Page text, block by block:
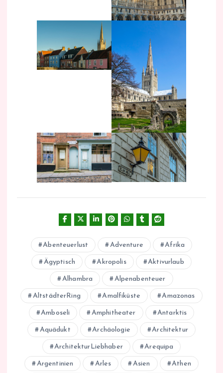
Abenteuerlust Adventure Afrika
Ägyptisch Akropolis Aktivurlaub
Alhambra Alpenabenteuer
AltstädterRing Amalfiküste Amazonas
Amboseli Amphitheater Antarktis
Aquädukt Archäologie Architektur
ArchitekturLiebhaber Arequipa
Argentinien Arles Asien Athen